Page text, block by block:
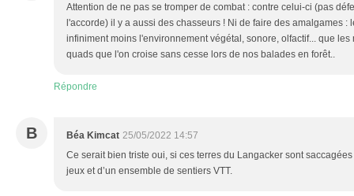
Attention de ne pas se tromper de combat : contre celui-ci (pas
l'accorde) il y a aussi des chasseurs ! Ni de faire des amalgames :
infiniment moins l'environnement végétal, sonore, olfactif... que
quads que l'on croise sans cesse lors de nos balades en forêt..
Répondre
B Béa Kimcat 25/05/2022 14:57
Ce serait bien triste oui, si ces terres du Langacker sont
jeux et d’un ensemble de sentiers VTT.